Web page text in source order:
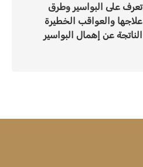
تعرف على البواسير وطرق
علاجها والعواقب الخطيرة
الناتجة عن إهمال البواسير